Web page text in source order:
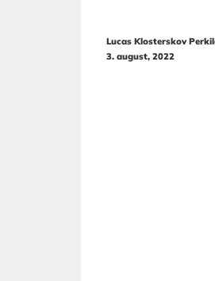
Lucas Klosterskov
3. august, 2022